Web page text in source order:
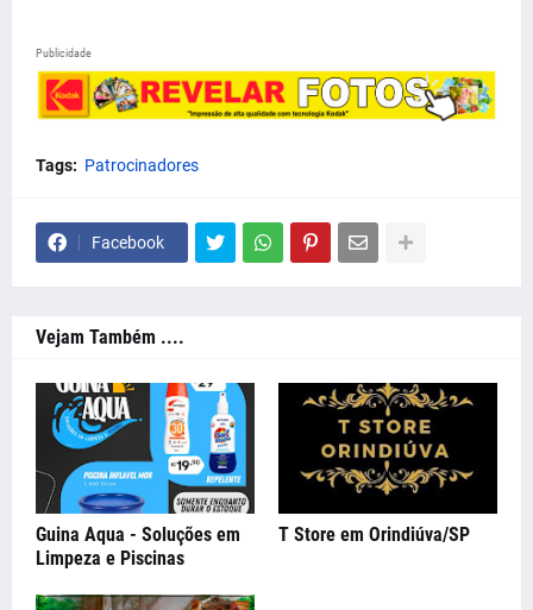
Publicidade
Tags: Patrocinadores
Facebook
Vejam Também ....
Guina Aqua - Soluções em
Limpeza e Piscinas
T Store em Orindiúva/SP